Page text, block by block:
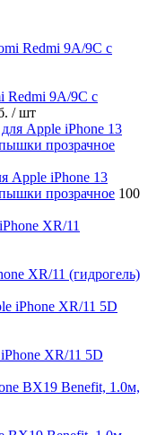
Redmi 9A/9C с
/ шт
Apple iPhone 13
прозрачное 100
XR/11 (гидрогель)
XR/11 5D